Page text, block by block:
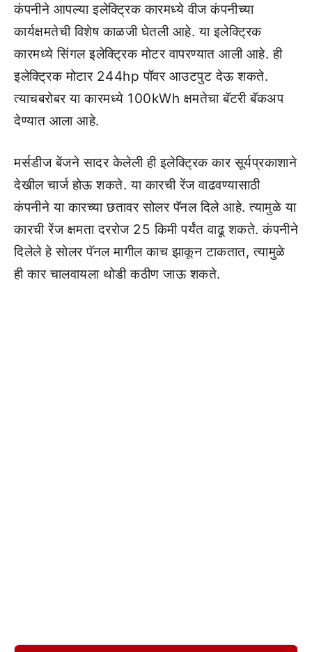
कंपनीने आपल्या इलेक्ट्रिक कारमध्ये वीज कंपनीच्या
कार्यक्षमतेची विशेष काळजी घेतली आहे. या इलेक्ट्रिक
कारमध्ये सिंगल इलेक्ट्रिक मोटर वापरण्यात आली आहे. ही
इलेक्ट्रिक मोटार 244hp पॉवर आउटपुट देऊ शकते.
त्याचबरोबर या कारमध्ये 100kWh क्षमतेचा बॅटरी बॅकअप
देण्यात आला आहे.
मर्सडीज बेंजने सादर केलेली ही इलेक्ट्रिक कार सूर्यप्रकाशाने
देखील चार्ज होऊ शकते. या कारची रेंज वाढवण्यासाठी
कंपनीने या कारच्या छतावर सोलर पॅनल दिले आहे. त्यामुळे या
कारची रेंज क्षमता दररोज 25 किमी पर्यंत वाढू शकते. कंपनीने
दिलेले हे सोलर पॅनल मागील काच झाकून टाकतात, त्यामुळे
ही कार चालवायला थोडी कठीण जाऊ शकते.